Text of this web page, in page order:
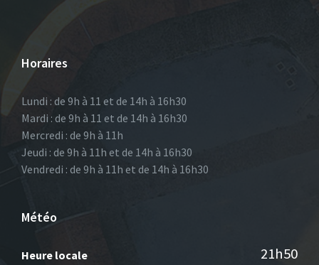
Horaires
Lundi : de 9h à 11 et de 14h à 16h30
Mardi : de 9h à 11 et de 14h à 16h30
Mercredi : de 9h à 11h
Jeudi : de 9h à 11h et de 14h à 16h30
Vendredi : de 9h à 11h et de 14h à 16h30
Météo
Heure locale 21h50